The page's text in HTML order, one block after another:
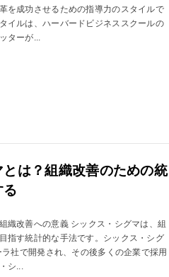
を成功させるための指導力のスタイルで
イルは、ハーバードビジネススクールの
ターが...
は？組織改善のための統
る
織改善への意義 シックス・シグマは、組
指す統計的な手法です。シックス・シグ
社で開発され、その後多くの企業で採用
シ...